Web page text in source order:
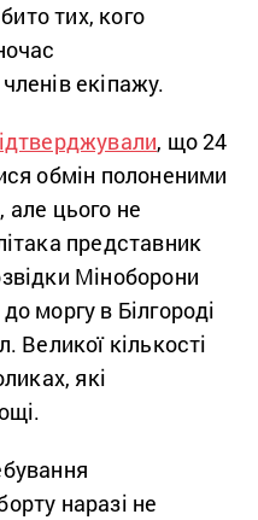
тих, кого
екіпажу.
, що 24
обмін полоненими
цього не
представник
Міноборони
моргу в Білгороді
Великої кількості
які
наразі не